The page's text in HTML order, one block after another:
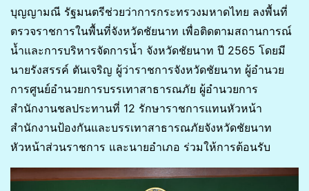
บุญญามณี รัฐมนตรีช่วยว่าการกระทรวงมหาดไทย ลงพื้นที่
ตรวจราชการในพื้นที่จังหวัดชัยนาท เพื่อติดตามสถานการณ์
น้ำและการบริหารจัดการน้ำ จังหวัดชัยนาท ปี 2565 โดยมี
นายรังสรรค์ ตันเจริญ ผู้ว่าราชการจังหวัดชัยนาท ผู้อำนวย
การศูนย์อำนวยการบรรเทาสาธารณภัย ผู้อำนวยการ
สำนักงานชลประทานที่ 12 รักษาราชการแทนหัวหน้า
สำนักงานป้องกันและบรรเทาสาธารณภัยจังหวัดชัยนาท
หัวหน้าส่วนราชการ และนายอำเภอ ร่วมให้การต้อนรับ